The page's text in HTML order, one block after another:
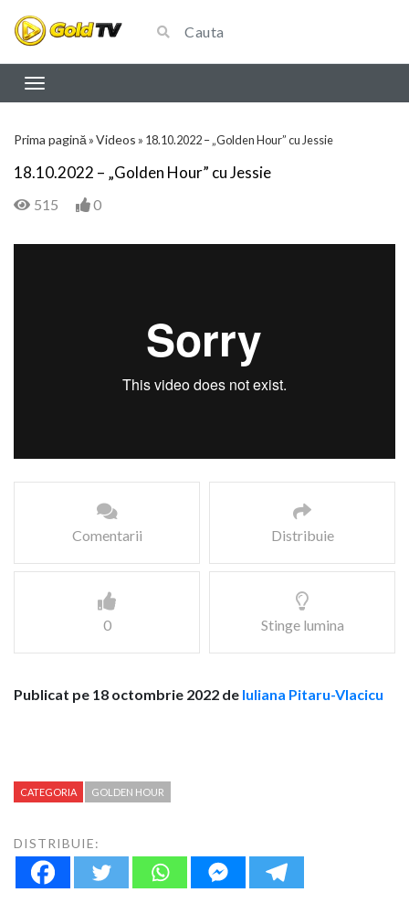
Prima pagină »Videos » 18.10.2022 – „Golden Hour” cu Jessie
18.10.2022 – „Golden Hour” cu Jessie
515 0
Comentarii Distribuie
0 Stinge lumina
Publicat pe 18 octombrie 2022 de Iuliana Pitaru-Vlacicu
CATEGORIA GOLDEN HOUR
DISTRIBUIE: